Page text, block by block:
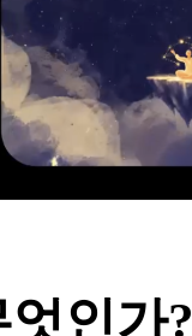
엇인가?